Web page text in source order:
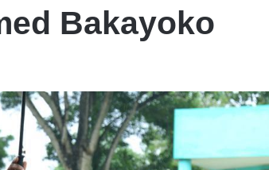
Bakayoko